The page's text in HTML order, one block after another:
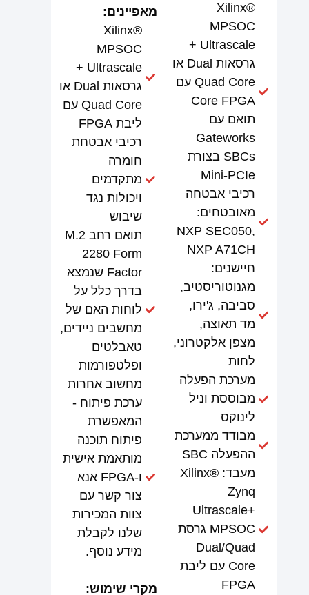
Xilinx®
MPSOC
Ultrascale +
גרסאות Dual או
Quad Core עם
Core FPGA
תואם עם
Gateworks
SBCs בצורת
Mini-PCIe
רכיבי אבטחה
מאובטחים:
NXP SEC050,
NXP A71CH
חיישנים:
מגנוטוריסטיב,
סביבה, ג'ירו,
מד תאוצה,
מצפן אלקטרוני,
לחות
מערכת הפעלה
מבוססת וניל
לינוקס
מבודד ממערכת
ההפעלה SBC
מעבד: Xilinx®
Zynq
Ultrascale+
MPSOC גרסת
Dual/Quad
Core עם ליבת
FPGA
מאפיינים:
Xilinx®
MPSOC
Ultrascale +
גרסאות Dual או
Quad Core עם
ליבת FPGA
רכיבי אבטחת
חומרה
מתקדמים
ויכולות נגד
שיבוש
תואם רחב M.2
2280 Form
Factor שנמצא
בדרך כלל על
לוחות האם של
מחשבים ניידים,
טאבלטים
ופלטפורמות
מחשוב אחרות
ערכת פיתוח -
המאפשרת
פיתוח תוכנה
מותאמת אישית
ו-FPGA אנא
צור קשר עם
צוות המכירות
שלנו לקבלת
מידע נוסף.
מקרי שימוש: